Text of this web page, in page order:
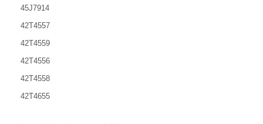
45J7914
42T4557
42T4559
42T4556
42T4558
42T4655